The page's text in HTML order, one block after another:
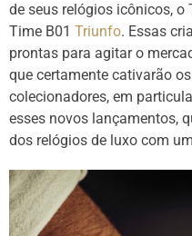
de seus relógios icônicos, o
Time B01 Triunfo. Essas
prontas para agitar o
que certamente cativarão
colecionadores, em
esses novos lançamentos,
dos relógios de luxo com